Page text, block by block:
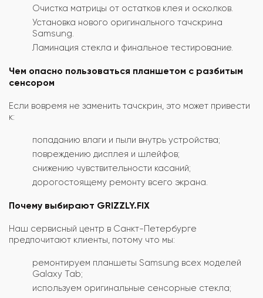
Очистка матрицы от остатков клея и осколков.
Установка нового оригинального тачскрина
Samsung.
Ламинация стекла и финальное тестирование.
Чем опасно пользоваться планшетом с разбитым
сенсором
Если вовремя не заменить тачскрин, это может привести
к:
попаданию влаги и пыли внутрь устройства;
повреждению дисплея и шлейфов;
снижению чувствительности касаний;
дорогостоящему ремонту всего экрана.
Почему выбирают GRIZZLY.FIX
Наш сервисный центр в Санкт-Петербурге
предпочитают клиенты, потому что мы:
ремонтируем планшеты Samsung всех моделей
Galaxy Tab;
используем оригинальные сенсорные стекла;